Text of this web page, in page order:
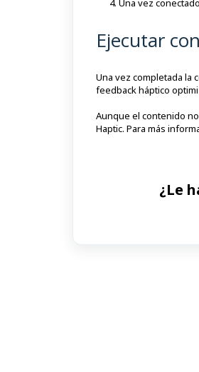
Una vez
Ejecutar
Una vez completada la
feedback háptico
Aunque el contenido
Haptic. Para más
¿Le